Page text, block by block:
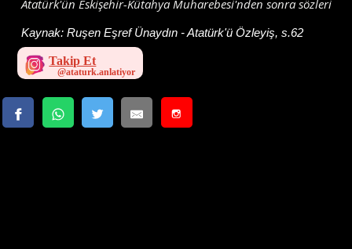
Atatürk'ün Eskişehir-Kütahya Muharebesi'nden sonra sözleri
Kaynak:Ruşen Eşref Ünaydın - Atatürk'ü Özleyiş, s.62
Takip Et